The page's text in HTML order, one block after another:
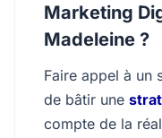
Marketing
Madeleine ?
Faire appel à un
de bâtir une
compte de la